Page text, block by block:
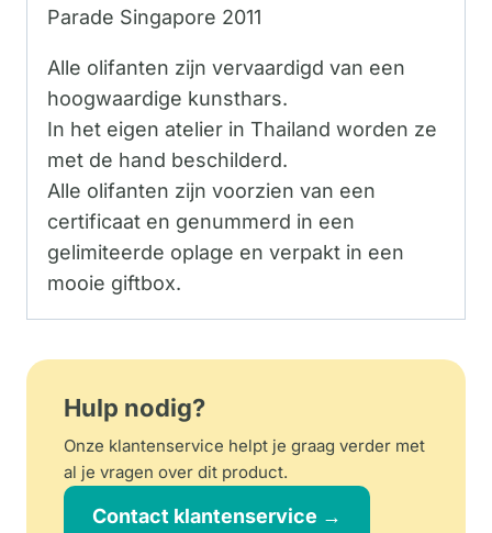
Parade Singapore 2011
Alle olifanten zijn vervaardigd van een
hoogwaardige kunsthars.
In het eigen atelier in Thailand worden ze
met de hand beschilderd.
Alle olifanten zijn voorzien van een
certificaat en genummerd in een
gelimiteerde oplage en verpakt in een
mooie giftbox.
Hulp nodig?
Onze klantenservice helpt je graag verder met
al je vragen over dit product.
Contact klantenservice →